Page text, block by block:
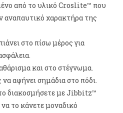
από το υλικό Croslite™ που
αναπαυτικό χαρακτήρα της
στο πίσω μέρος για
και στο στέγνωμα.
αφήνει σημάδια στο πόδι.
διακοσμήσετε με Jibbitz™
το κάνετε μοναδικό